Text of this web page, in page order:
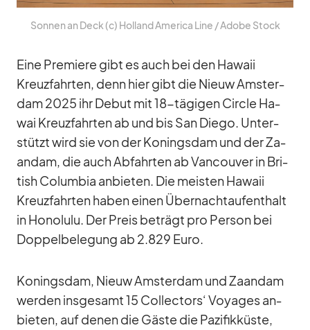
Son­nen an Deck (c) Hol­land Ame­rica Line /​ Adobe Stock
Eine Pre­miere gibt es auch bei den Ha­waii
Kreuz­fahr­ten, denn hier gibt die Nieuw Ams­ter­
dam 2025 ihr De­but mit 18-tä­gi­gen Cir­cle Ha­
wai Kreuz­fahr­ten ab und bis San Diego. Un­ter­
stützt wird sie von der Ko­nings­dam und der Za­
an­dam, die auch Ab­fahr­ten ab Van­cou­ver in Bri­
tish Co­lum­bia an­bie­ten. Die meis­ten Ha­waii
Kreuz­fahr­ten ha­ben ei­nen Über­nacht­auf­ent­halt
in Ho­no­lulu. Der Preis be­trägt pro Per­son bei
Dop­pel­be­le­gung ab 2.829 Euro.
Ko­nings­dam, Nieuw Ams­ter­dam und Za­an­dam
wer­den ins­ge­samt 15 Coll­ec­tors‘ Voy­a­ges an­
bie­ten, auf de­nen die Gäste die Pa­zi­fik­küste,